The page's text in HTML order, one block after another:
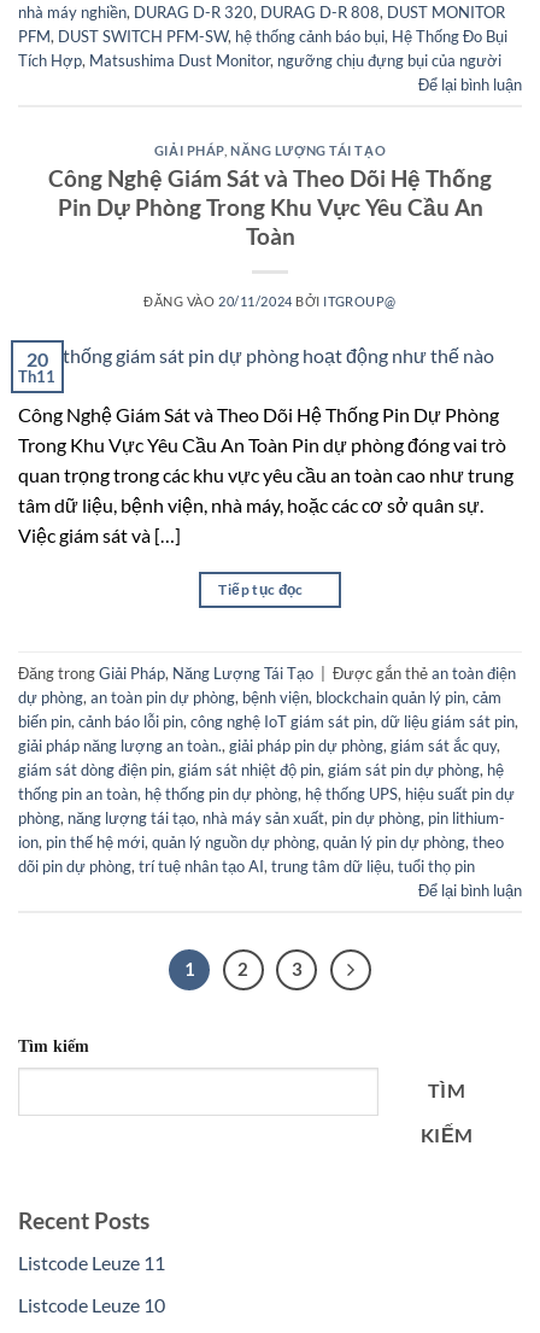
nhà máy nghiền, DURAG D-R 320, DURAG D-R 808, DUST MONITOR
PFM, DUST SWITCH PFM-SW, hệ thống cảnh báo bụi, Hệ Thống Đo Bụi
Tích Hợp, Matsushima Dust Monitor, ngưỡng chịu đựng bụi của người
Để lại bình luận
GIẢI PHÁP,NĂNG LƯỢNG TÁI TẠO
Công Nghệ Giám Sát và Theo Dõi Hệ Thống
Pin Dự Phòng Trong Khu Vực Yêu Cầu An
Toàn
ĐĂNG VÀO 20/11/2024 BỞI ITGROUP@
20
Th11
Công Nghệ Giám Sát và Theo Dõi Hệ Thống Pin Dự Phòng
Trong Khu Vực Yêu Cầu An Toàn Pin dự phòng đóng vai trò
quan trọng trong các khu vực yêu cầu an toàn cao như trung
tâm dữ liệu, bệnh viện, nhà máy, hoặc các cơ sở quân sự.
Việc giám sát và […]
Tiếp tục đọc
Đăng trongGiải Pháp, Năng Lượng Tái Tạo Được gắn thẻan toàn điện
dự phòng, an toàn pin dự phòng, bệnh viện, blockchain quản lý pin, cảm
biến pin, cảnh báo lỗi pin, công nghệ IoT giám sát pin, dữ liệu giám sát pin,
giải pháp năng lượng an toàn., giải pháp pin dự phòng, giám sát ắc quy,
giám sát dòng điện pin, giám sát nhiệt độ pin, giám sát pin dự phòng, hệ
thống pin an toàn, hệ thống pin dự phòng, hệ thống UPS, hiệu suất pin dự
phòng, năng lượng tái tạo, nhà máy sản xuất, pin dự phòng, pin lithium-
ion, pin thế hệ mới, quản lý nguồn dự phòng, quản lý pin dự phòng, theo
dõi pin dự phòng, trí tuệ nhân tạo AI, trung tâm dữ liệu, tuổi thọ pin
Để lại bình luận
1 2 3
Tìm kiếm
TÌM
KIẾM
Recent Posts
Listcode Leuze 11
Listcode Leuze 10